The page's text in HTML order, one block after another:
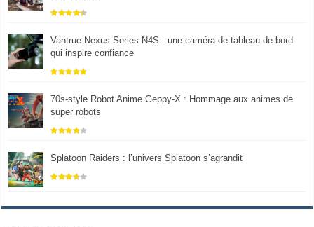
Vantrue Nexus Series N4S : une caméra de tableau de bord
qui inspire confiance
70s-style Robot Anime Geppy-X : Hommage aux animes de
super robots
Splatoon Raiders : l’univers Splatoon s’agrandit